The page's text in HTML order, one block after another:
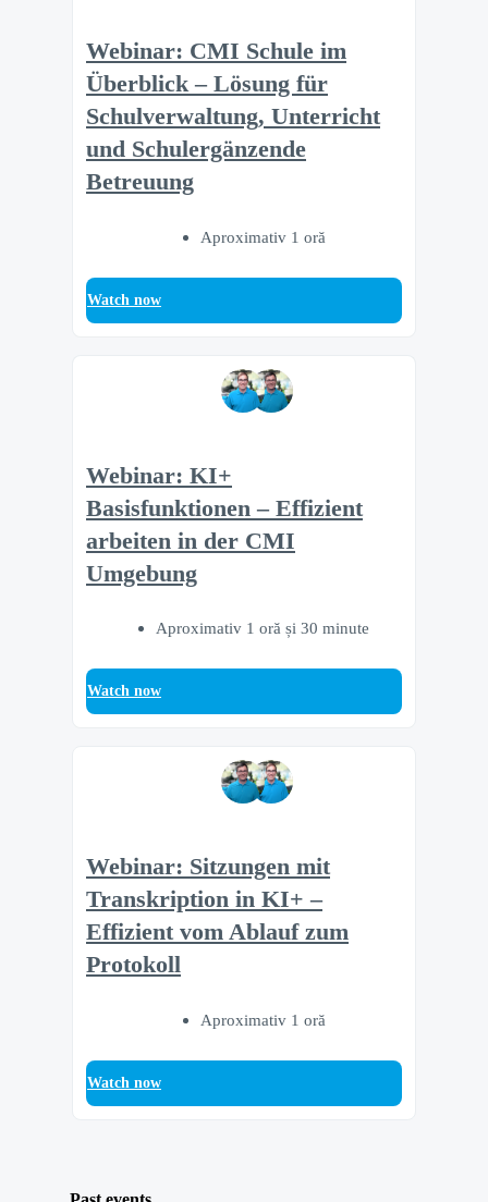
Webinar: CMI Schule im
Überblick – Lösung für
Schulverwaltung, Unterricht
und Schulergänzende
Betreuung
Aproximativ 1 oră
Watch now
Webinar: KI+
Basisfunktionen – Effizient
arbeiten in der CMI
Umgebung
Aproximativ 1 oră și 30 minute
Watch now
Webinar: Sitzungen mit
Transkription in KI+ –
Effizient vom Ablauf zum
Protokoll
Aproximativ 1 oră
Watch now